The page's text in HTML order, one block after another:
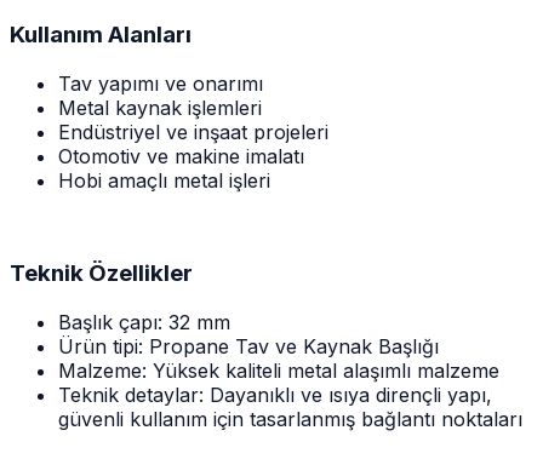
Kullanım Alanları
Tav yapımı ve onarımı
Metal kaynak işlemleri
Endüstriyel ve inşaat projeleri
Otomotiv ve makine imalatı
Hobi amaçlı metal işleri
Teknik Özellikler
Başlık çapı: 32 mm
Ürün tipi: Propane Tav ve Kaynak Başlığı
Malzeme: Yüksek kaliteli metal alaşımlı malzeme
Teknik detaylar: Dayanıklı ve ısıya dirençli yapı,
güvenli kullanım için tasarlanmış bağlantı noktaları